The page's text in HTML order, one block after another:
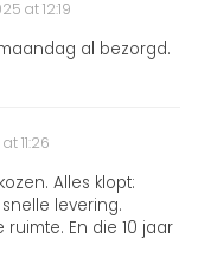
at 12:19
al bezorgd.
11:26
Alles klopt:
levering.
En die 10 jaar